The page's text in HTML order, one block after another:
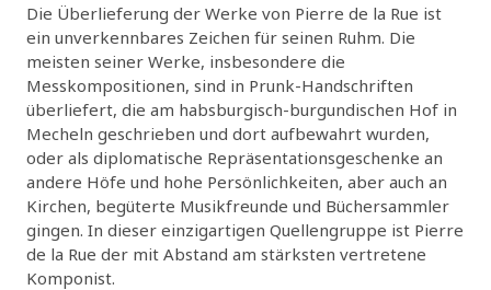
Die Überlieferung der Werke von Pierre de la Rue ist
ein unverkennbares Zeichen für seinen Ruhm. Die
meisten seiner Werke, insbesondere die
Messkompositionen, sind in Prunk-Handschriften
überliefert, die am habsburgisch-burgundischen Hof in
Mecheln geschrieben und dort aufbewahrt wurden,
oder als diplomatische Repräsentationsgeschenke an
andere Höfe und hohe Persönlichkeiten, aber auch an
Kirchen, begüterte Musikfreunde und Büchersammler
gingen. In dieser einzigartigen Quellengruppe ist Pierre
de la Rue der mit Abstand am stärksten vertretene
Komponist.